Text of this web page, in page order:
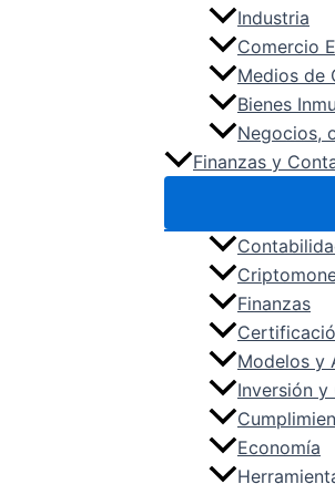
Industria
Comercio
Medios de
Bienes
Negocios,
Finanzas y
Finanzas
Modelos y
Inversión y
Economía